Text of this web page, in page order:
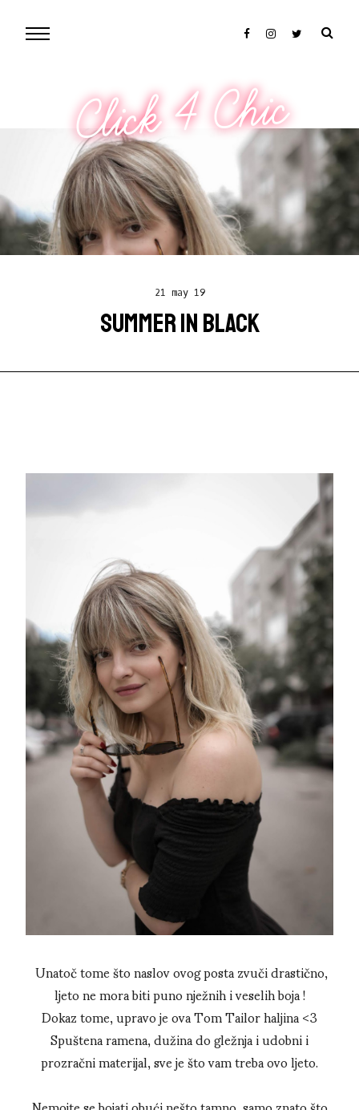
Click 4 Chic
21 may 19
SUMMER IN BLACK
Unatoč tome što naslov ovog posta zvuči drastično,
ljeto ne mora biti puno nježnih i veselih boja !
Dokaz tome, upravo je ova Tom Tailor haljina <3
Spuštena ramena, dužina do gležnja i udobni i
prozračni materijal, sve je što vam treba ovo ljeto.